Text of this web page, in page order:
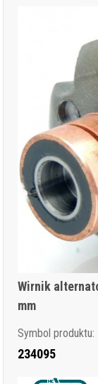
Wirnik
mm
Symbol produktu:
234095